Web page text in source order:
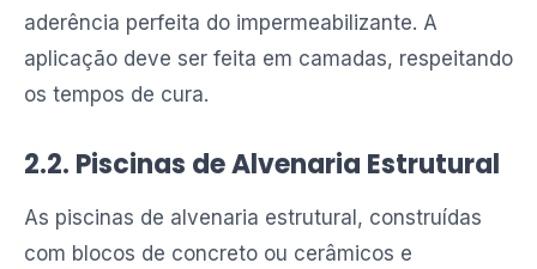
aderência perfeita do impermeabilizante. A
aplicação deve ser feita em camadas, respeitando
os tempos de cura.
2.2. Piscinas de Alvenaria Estrutural
As piscinas de alvenaria estrutural, construídas
com blocos de concreto ou cerâmicos e